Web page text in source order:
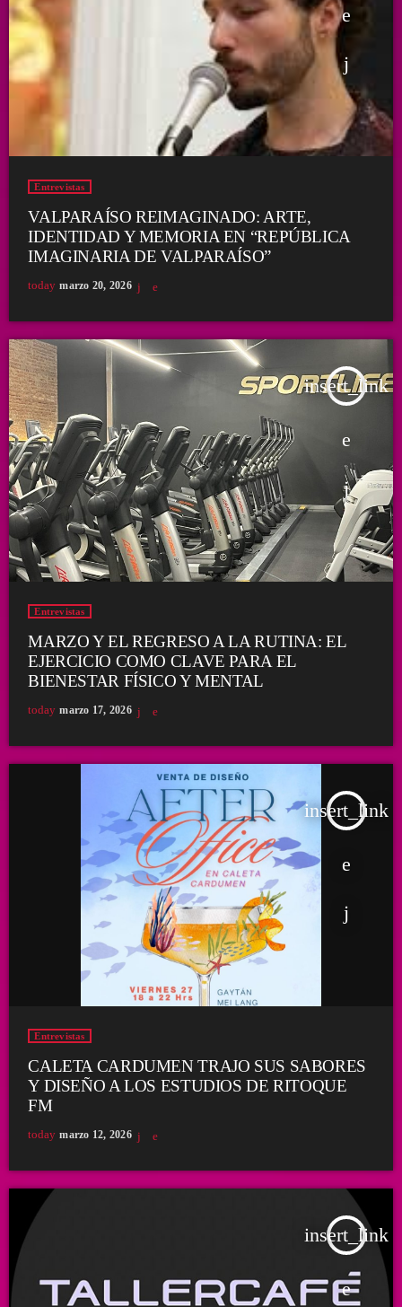
Entrevistas
VALPARAÍSO REIMAGINADO: ARTE,
IDENTIDAD Y MEMORIA EN “REPÚBLICA
IMAGINARIA DE VALPARAÍSO”
today marzo 20, 2026
insert_link
Entrevistas
MARZO Y EL REGRESO A LA RUTINA: EL
EJERCICIO COMO CLAVE PARA EL
BIENESTAR FÍSICO Y MENTAL
today marzo 17, 2026
insert_link
Entrevistas
CALETA CARDUMEN TRAJO SUS SABORES
Y DISEÑO A LOS ESTUDIOS DE RITOQUE
FM
today marzo 12, 2026
insert_link